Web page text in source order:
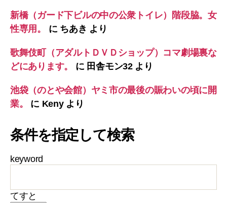
新橋（ガード下ビルの中の公衆トイレ）階段脇。女
性専用。
に ちあき より
歌舞伎町（アダルトＤＶＤショップ）コマ劇場裏な
どにあります。
に 田舎モン32より
池袋（のとや会館）ヤミ市の最後の賑わいの頃に開
業。
に Kenyより
条件を指定して検索
keyword
てすと